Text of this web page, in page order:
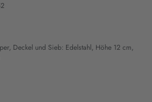
Deckel und Sieb: Edelstahl, Höhe 12 cm,